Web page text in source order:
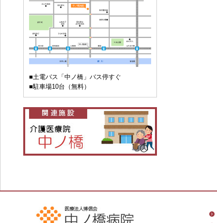
■土電バス「中ノ橋」バス停すぐ
■駐車場10台（無料）